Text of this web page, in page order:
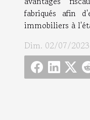
fabriqués afin
immobiliers à
Dim. 02/07/